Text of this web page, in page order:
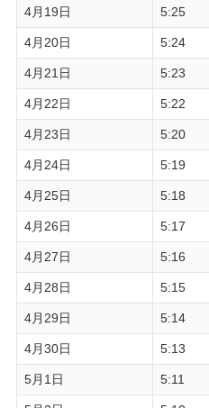
4月19日 5:25
4月20日 5:24
4月21日 5:23
4月22日 5:22
4月23日 5:20
4月24日 5:19
4月25日 5:18
4月26日 5:17
4月27日 5:16
4月28日 5:15
4月29日 5:14
4月30日 5:13
5月1日 5:11